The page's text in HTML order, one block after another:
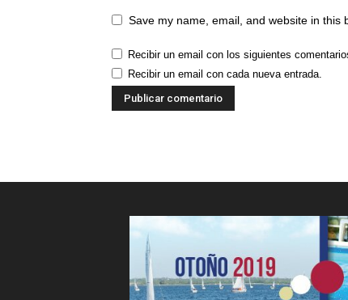
Save my name, email, and website in this
Recibir un email con los siguientes
Recibir un email con cada nueva entrada.